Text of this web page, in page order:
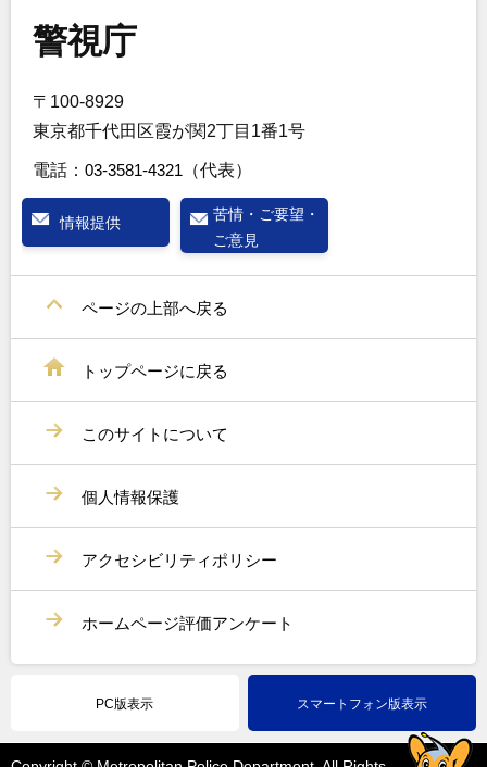
警視庁
〒100-8929
東京都千代田区霞が関2丁目1番1号
電話： 03-3581-4321 （代表）
情報提供
苦情・ご要望・
ご意見
ページの上部へ戻る
トップページに戻る
このサイトについて
個人情報保護
アクセシビリティポリシー
ホームページ評価アンケート
PC版表示 スマートフォン版表示